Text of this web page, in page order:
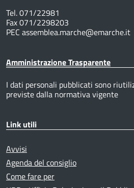
Tel. 071/22981
Fax 071/2298203
PEC assemblea.marche@emarche.it
Amministrazione Trasparente
I dati personali pubblicati sono
previste dalla normativa vigente
Link utili
Avvisi
Agenda del consiglio
Come fare per